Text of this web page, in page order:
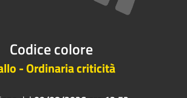
Codice colore
- Ordinaria criticità